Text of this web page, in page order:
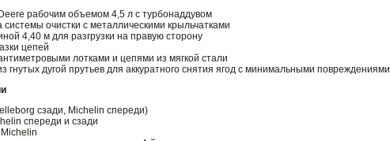
рабочим объемом 4,5 л с турбонаддувом
системы очистки с металлическими крыльчатками
4,40 м для разгрузки на правую сторону
цепей
лотками и цепями из мягкой стали
гнутых дугой прутьев для аккуратного снятия ягод с минимальными повреждениями
сзади, Michelin спереди)
спереди и сзади